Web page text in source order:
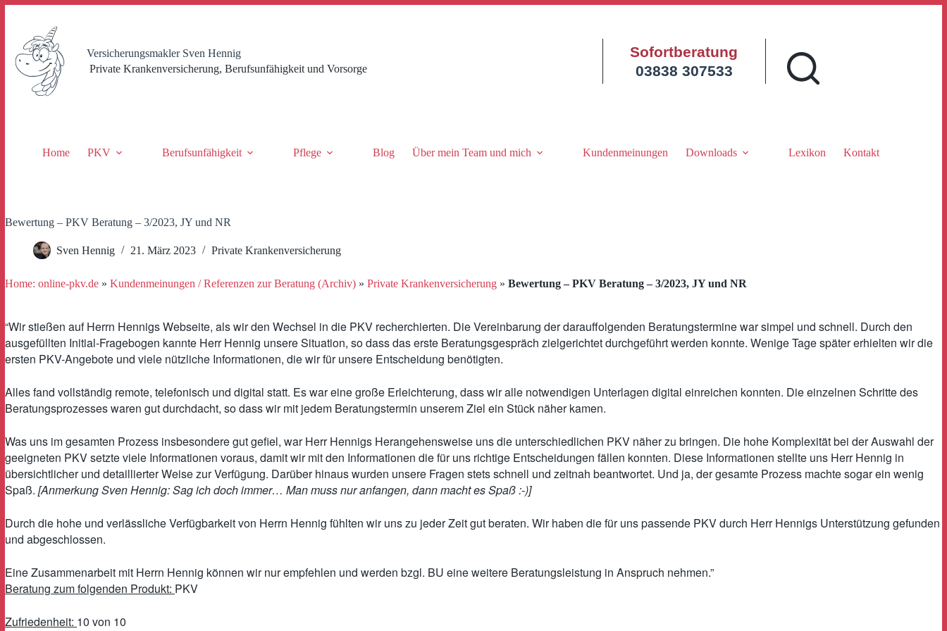
springen
Versicherungsmakler Sven Hennig
Private Krankenversicherung, Berufsunfähigkeit und Vorsorge
Sofortberatung
03838 307533
Home PKV Berufsunfähigkeit Pflege Blog Über mein Team und mich Kundenmeinungen Downloads Lexikon Kontakt
Bewertung – PKV Beratung – 3/2023, JY und NR
Sven Hennig 21. März 2023 Private Krankenversicherung
Home: online-pkv.de » Kundenmeinungen / Referenzen zur Beratung (Archiv) » Private Krankenversicherung » Bewertung – PKV Beratung – 3/2023, JY und NR
“Wir stießen auf Herrn Hennigs Webseite, als wir den Wechsel in die PKV recherchierten. Die Vereinbarung der darauffolgenden Beratungstermine war simpel und schnell. Durch den
ausgefüllten Initial-Fragebogen kannte Herr Hennig unsere Situation, so dass das erste Beratungsgespräch zielgerichtet durchgeführt werden konnte. Wenige Tage später erhielten wir die
ersten PKV-Angebote und viele nützliche Informationen, die wir für unsere Entscheidung benötigten.
Alles fand vollständig remote, telefonisch und digital statt. Es war eine große Erleichterung, dass wir alle notwendigen Unterlagen digital einreichen konnten. Die einzelnen Schritte des
Beratungsprozesses waren gut durchdacht, so dass wir mit jedem Beratungstermin unserem Ziel ein Stück näher kamen.
Was uns im gesamten Prozess insbesondere gut gefiel, war Herr Hennigs Herangehensweise uns die unterschiedlichen PKV näher zu bringen. Die hohe Komplexität bei der Auswahl der
geeigneten PKV setzte viele Informationen voraus, damit wir mit den Informationen die für uns richtige Entscheidungen fällen konnten. Diese Informationen stellte uns Herr Hennig in
übersichtlicher und detaillierter Weise zur Verfügung. Darüber hinaus wurden unsere Fragen stets schnell und zeitnah beantwortet. Und ja, der gesamte Prozess machte sogar ein wenig
Spaß. [Anmerkung Sven Hennig: Sag ich doch immer… Man muss nur anfangen, dann macht es Spaß :-)]
Durch die hohe und verlässliche Verfügbarkeit von Herrn Hennig fühlten wir uns zu jeder Zeit gut beraten. Wir haben die für uns passende PKV durch Herr Hennigs Unterstützung gefunden
und abgeschlossen.
Eine Zusammenarbeit mit Herrn Hennig können wir nur empfehlen und werden bzgl. BU eine weitere Beratungsleistung in Anspruch nehmen.”
Beratung zum folgenden Produkt: PKV
Zufriedenheit: 10 von 10